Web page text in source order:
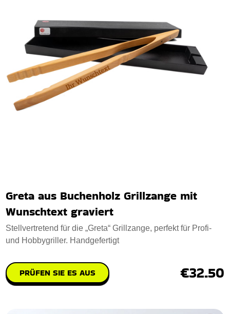
Greta aus Buchenholz Grillzange mit
Wunschtext graviert
Stellvertretend für die „Greta“ Grillzange, perfekt für Profi-
und Hobbygriller. Handgefertigt
PRÜFEN SIE ES AUS €32.50